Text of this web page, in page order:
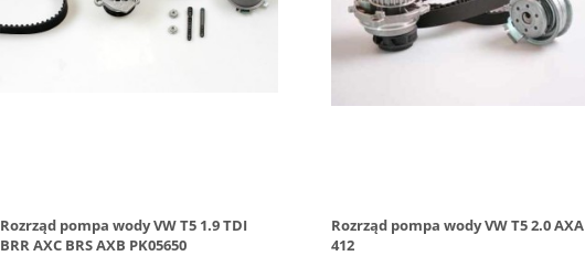
Rozrząd pompa wody VW T5 1.9 TDI
BRR AXC BRS AXB PK05650
Rozrząd pompa wody VW T5 2.0 AXA
412